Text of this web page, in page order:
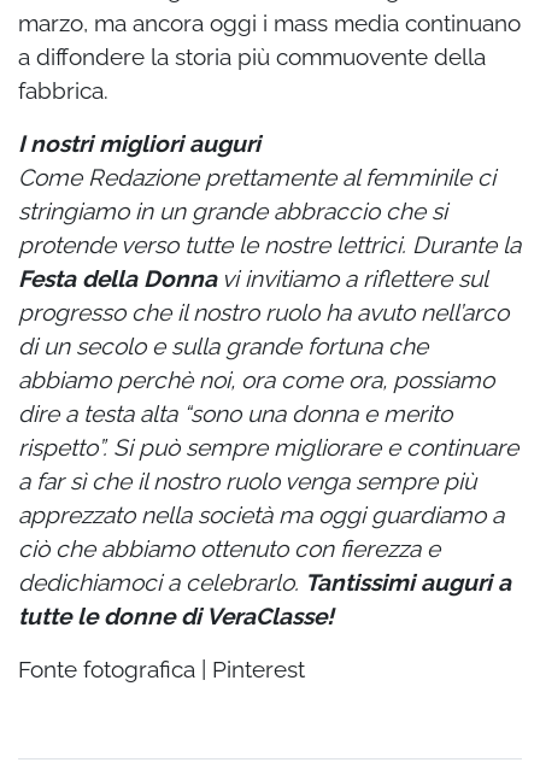
marzo, ma ancora oggi i mass media continuano
a diffondere la storia più commuovente della
fabbrica.
I nostri migliori auguri
Come Redazione prettamente al femminile ci
stringiamo in un grande abbraccio che si
protende verso tutte le nostre lettrici. Durante la
Festa della Donnavi invitiamo a riflettere sul
progresso che il nostro ruolo ha avuto nell’arco
di un secolo e sulla grande fortuna che
abbiamo perchè noi, ora come ora, possiamo
dire a testa alta “sono una donna e merito
rispetto”. Si può sempre migliorare e continuare
a far sì che il nostro ruolo venga sempre più
apprezzato nella società ma oggi guardiamo a
ciò che abbiamo ottenuto con fierezza e
dedichiamoci a celebrarlo. Tantissimi auguri a
tutte le donne di VeraClasse!
Fonte fotografica | Pinterest